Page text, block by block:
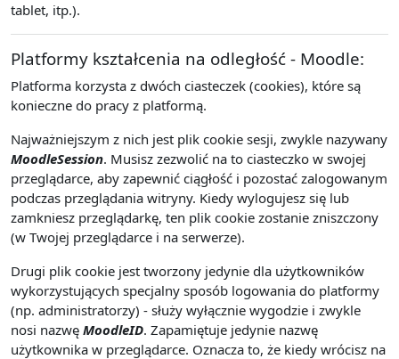
tablet, itp.).
Platformy kształcenia na odległość - Moodle:
Platforma korzysta z dwóch ciasteczek (cookies), które są
konieczne do pracy z platformą.
Najważniejszym z nich jest plik cookie sesji, zwykle nazywany
MoodleSession. Musisz zezwolić na to ciasteczko w swojej
przeglądarce, aby zapewnić ciągłość i pozostać zalogowanym
podczas przeglądania witryny. Kiedy wylogujesz się lub
zamkniesz przeglądarkę, ten plik cookie zostanie zniszczony
(w Twojej przeglądarce i na serwerze).
Drugi plik cookie jest tworzony jedynie dla użytkowników
wykorzystujących specjalny sposób logowania do platformy
(np. administratorzy) - służy wyłącznie wygodzie i zwykle
nosi nazwę MoodleID. Zapamiętuje jedynie nazwę
użytkownika w przeglądarce. Oznacza to, że kiedy wrócisz na